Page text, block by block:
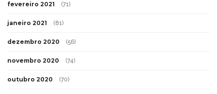
fevereiro 2021 (71)
janeiro 2021 (81)
dezembro 2020 (56)
novembro 2020 (74)
outubro 2020 (70)